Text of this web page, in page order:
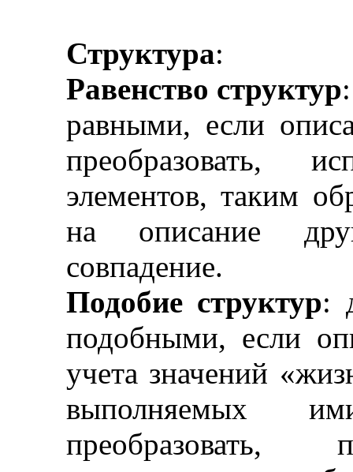
Структура:
Равенство структур
равными, если
преобразовать,
элементов, таким
на описание
совпадение.
Подобие структур:
подобными, если
учета значений
выполняемых
преобразовать,